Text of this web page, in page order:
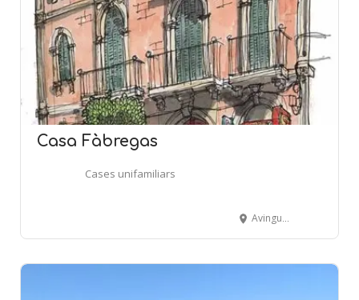
Casa Fàbregas
Cases unifamiliars
Avinguda de la Ràpita, 85 - Terol - AMPOSTA